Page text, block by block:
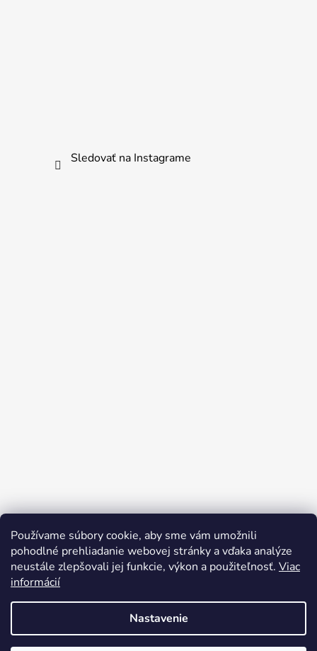
Používame súbory cookie, aby sme vám umožnili
pohodlné prehliadanie webovej stránky a vďaka analýze
neustále zlepšovali jej funkcie, výkon a použiteľnosť. Viac
informácií
Nastavenie
Sledovať na Instagrame